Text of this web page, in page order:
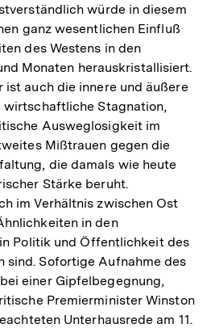
würde in diesem
ganz wesentlichen Einfluß
des Westens in den
Monaten herauskristallisiert.
ist auch die innere und äußere
wirtschaftliche Stagnation,
Ausweglosigkeit im
Mißtrauen gegen die
die damals wie heute
Stärke beruht.
im Verhältnis zwischen Ost
in den
Politik und Öffentlichkeit des
sind. Sofortige Aufnahme des
einer Gipfelbegegnung,
Premierminister Winston
Unterhausrede am 11.